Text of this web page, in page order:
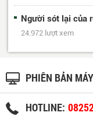
Người sót lại của
24.972 lượt xem
PHIÊN BẢN
HOTLINE: